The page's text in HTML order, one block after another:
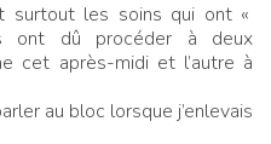
surtout les soins qui ont «
ont dû procéder à deux
cet après-midi et l’autre à
au bloc lorsque j’enlevais